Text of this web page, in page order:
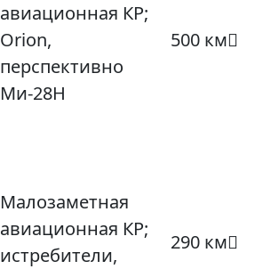
авиационная КР;
Orion,
перспективно
Ми‑28Н
500 км
Малозаметная
авиационная КР;
истребители,
290 км